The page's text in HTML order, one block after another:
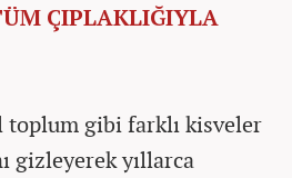
ÇIPLAKLIĞIYLA
gibi farklı kisveler
gizleyerek yıllarca